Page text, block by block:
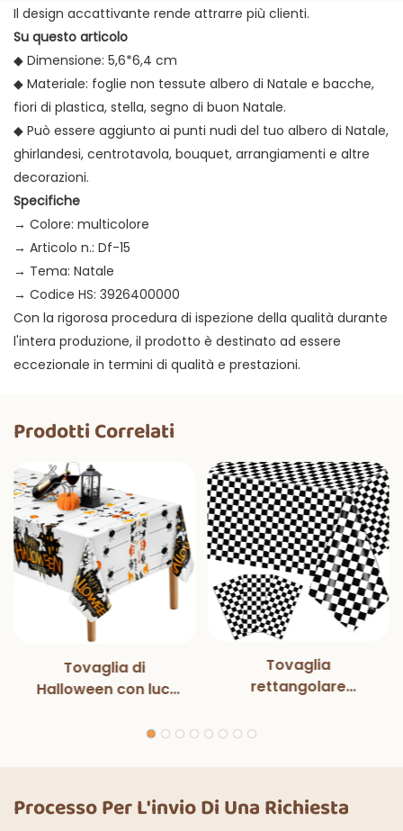
Il design accattivante rende attrarre più clienti.
Su questo articolo
◆ Dimensione: 5,6*6,4 cm
◆ Materiale: foglie non tessute albero di Natale e bacche,
fiori di plastica, stella, segno di buon Natale.
◆ Può essere aggiunto ai punti nudi del tuo albero di Natale,
ghirlandesi, centrotavola, bouquet, arrangiamenti e altre
decorazioni.
Specifiche
→ Colore: multicolore
→ Articolo n.: Df-15
→ Tema: Natale
→ Codice HS: 3926400000
Con la rigorosa procedura di ispezione della qualità durante
l'intera produzione, il prodotto è destinato ad essere
eccezionale in termini di qualità e prestazioni.
Prodotti Correlati
Tovaglia di
Halloween con luci
decorazioni per
cucina, decorazioni
per la casa
Tovaglia
rettangolare
nero con luci
decorazioni
classiche per interni
Processo Per L'invio Di Una Richiesta